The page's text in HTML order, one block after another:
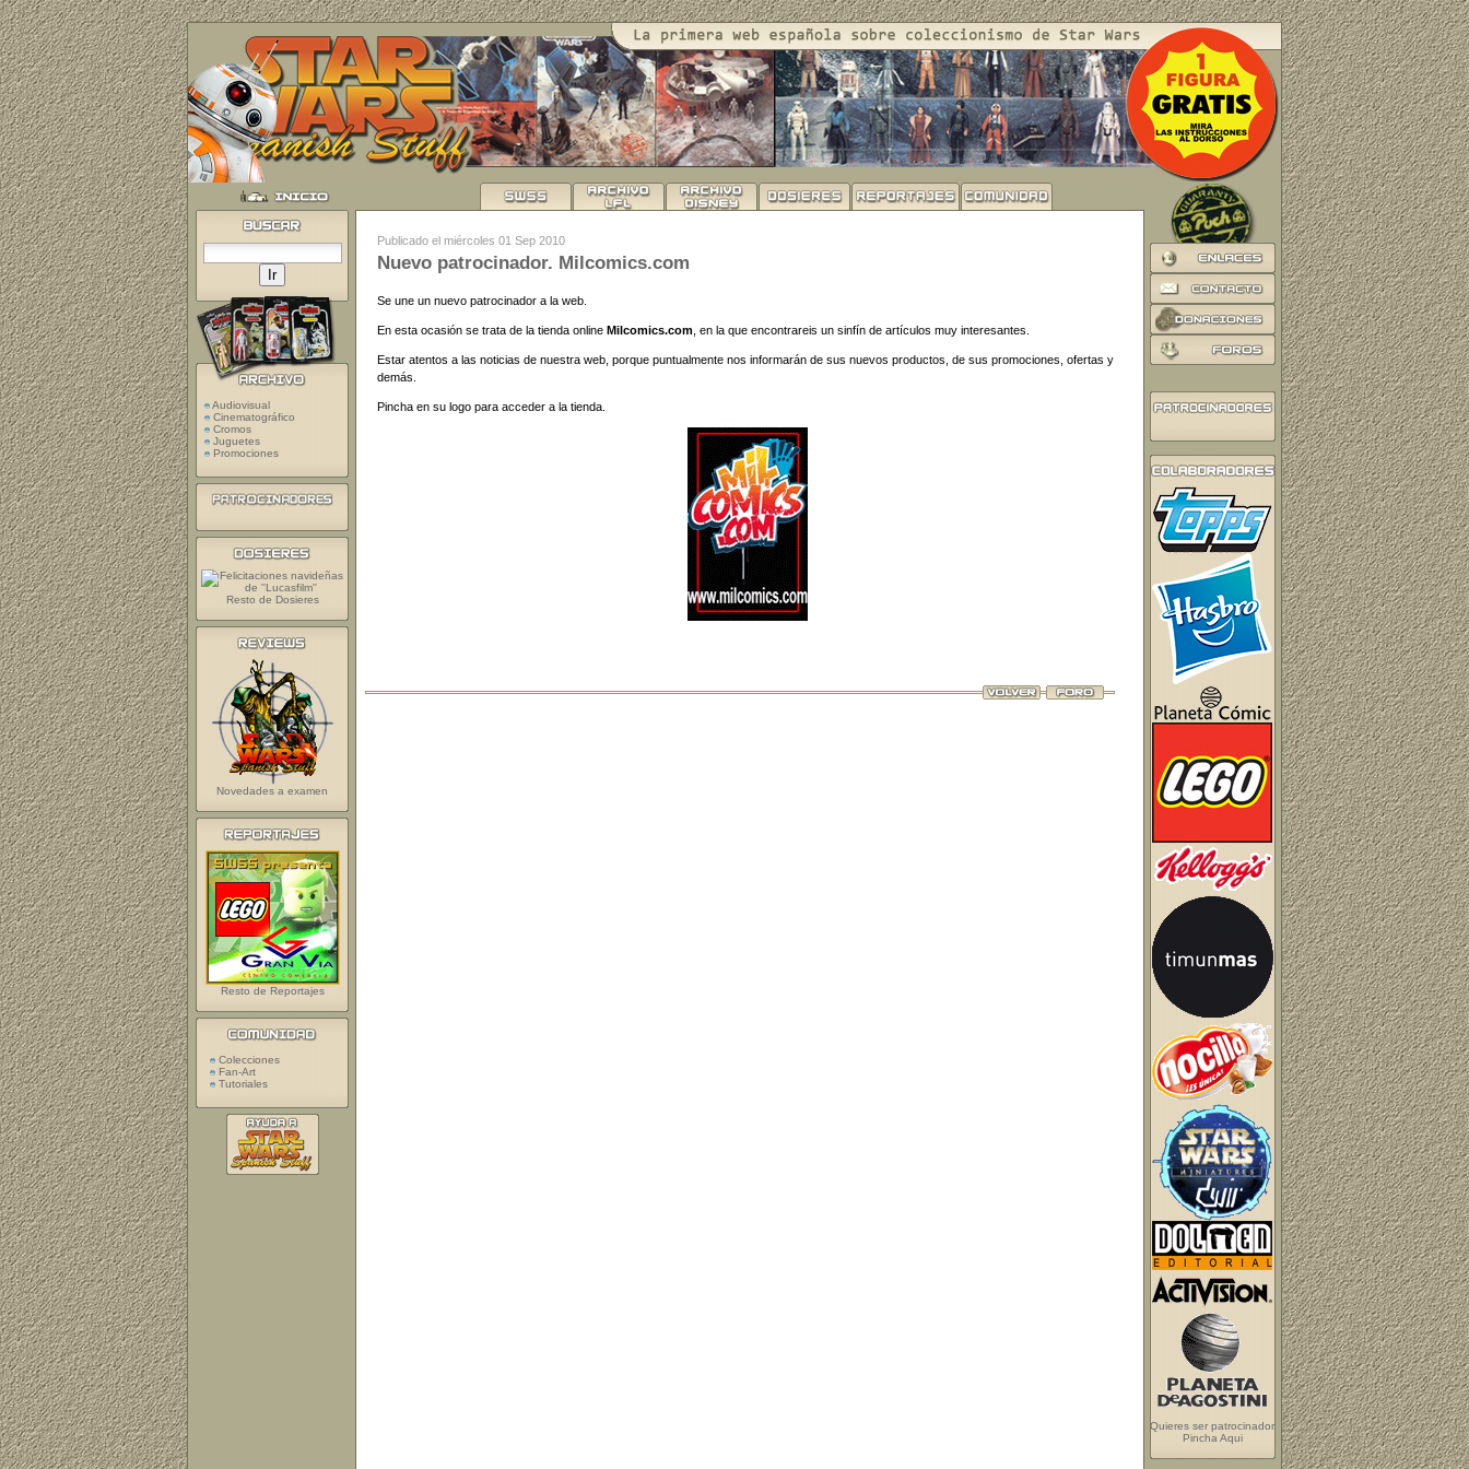
Publicado el miércoles 01 Sep 2010
Nuevo patrocinador. Milcomics.com
Se une un nuevo patrocinador a la web.
En esta ocasión se trata de la tienda online Milcomics.com , en la que encontrareis un sinfín de artículos muy interesantes.
Estar atentos a las noticias de nuestra web, porque puntualmente nos informarán de sus nuevos productos, de sus promociones, ofertas y
demás.
Pincha en su logo para acceder a la tienda.
Quieres ser patrocinador
Pincha Aqui
Audiovisual
Cinematográfico
Cromos
Juguetes
Promociones
Resto de Dosieres
Novedades a examen
Resto de Reportajes
Colecciones
Fan-Art
Tutoriales